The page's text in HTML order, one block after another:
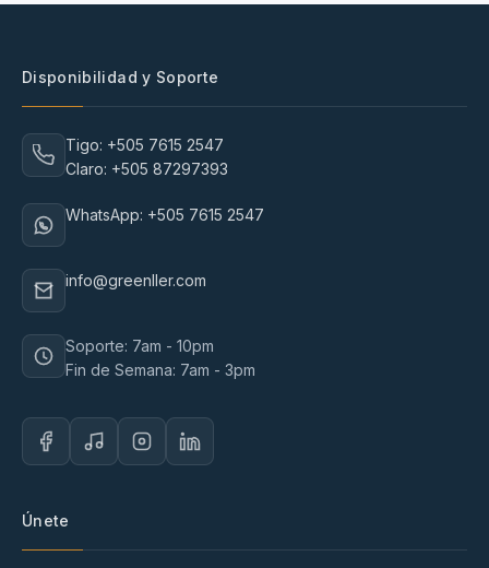
Disponibilidad y Soporte
Tigo: +505 7615 2547
Claro: +505 87297393
WhatsApp: +505 7615 2547
info@greenller.com
Soporte: 7am - 10pm
Fin de Semana: 7am - 3pm
Únete